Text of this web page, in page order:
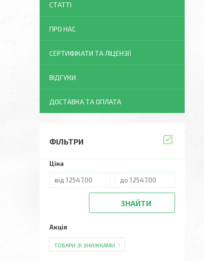
СТАТТІ
ПРО НАС
СЕРТИФІКАТИ ТА ЛІЦЕНЗІЇ
ВІДГУКИ
ДОСТАВКА ТА ОПЛАТА
ФІЛЬТРИ
Ціна
ЗНАЙТИ
Акція
ТОВАРИ ЗІ ЗНИЖКАМИ 1